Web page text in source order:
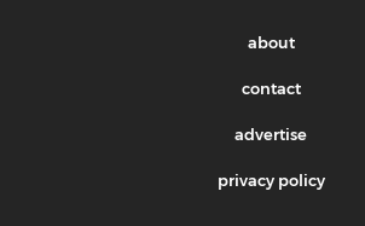
about
contact
advertise
privacy policy